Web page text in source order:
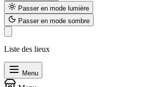
Passer en mode lumière
Passer en mode sombre
Liste des lieux
Menu